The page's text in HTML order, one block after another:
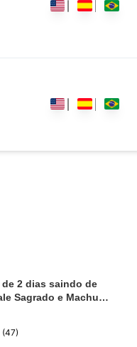
de 2 dias saindo de
Sagrado e Machu
(47)